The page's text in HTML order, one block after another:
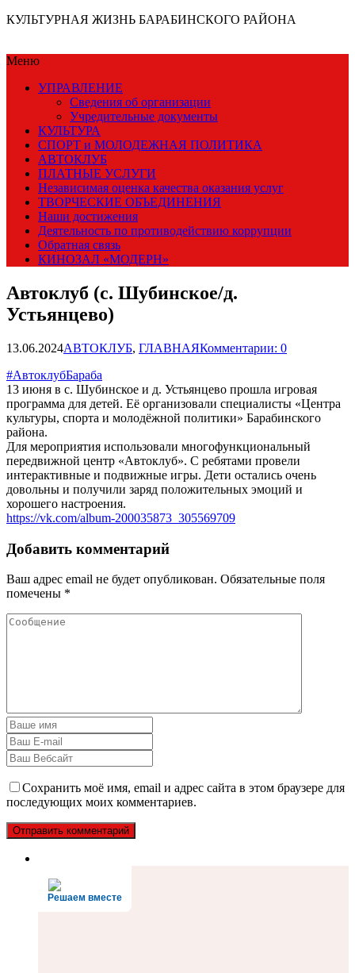
КУЛЬТУРНАЯ ЖИЗНЬ БАРАБИНСКОГО РАЙОНА
Меню
УПРАВЛЕНИЕ
Сведения об организации
Учредительные документы
КУЛЬТУРА
СПОРТ и МОЛОДЕЖНАЯ ПОЛИТИКА
АВТОКЛУБ
ПЛАТНЫЕ УСЛУГИ
Независимая оценка качества оказания услуг
ТВОРЧЕСКИЕ ОБЪЕДИНЕНИЯ
Наши достижения
Деятельность по противодействию коррупции
Обратная связь
КИНОЗАЛ «МОДЕРН»
Автоклуб (с. Шубинское/д.
Устьянцево)
13.06.2024АВТОКЛУБ, ГЛАВНАЯКомментарии: 0
#АвтоклубБараба
13 июня в с. Шубинское и д. Устьянцево прошла игровая
программа для детей. Её организовали специалисты «Центра
культуры, спорта и молодёжной политики» Барабинского
района.
Для мероприятия использовали многофункциональный
передвижной центр «Автоклуб». С ребятами провели
интерактивные и подвижные игры. Дети остались очень
довольны и получили заряд положительных эмоций и
хорошего настроения.
https://vk.com/album-200035873_305569709
Добавить комментарий
Ваш адрес email не будет опубликован. Обязательные поля
помечены *
Сохранить моё имя, email и адрес сайта в этом браузере для
последующих моих комментариев.
Решаем вместе